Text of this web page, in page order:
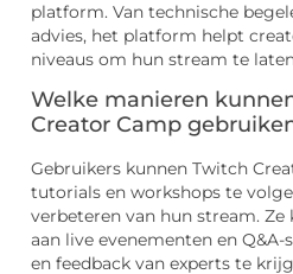
platform. Van technische
advies, het platform helpt
niveaus om hun stream te
Welke manieren
Creator Camp
Gebruikers kunnen Twitch
tutorials en workshops te
verbeteren van hun stream. Ze
aan live evenementen en
en feedback van experts te